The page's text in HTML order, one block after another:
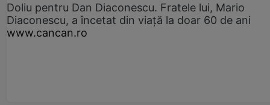
Doliu pentru Dan Diaconescu. Fratele lui, Mario
Diaconescu, a încetat din viață la doar 60 de ani
www.cancan.ro